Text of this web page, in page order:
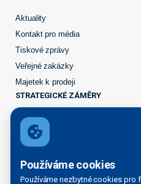
Používáme cookies
Používáme nezbytné cookies pro
Aktuality
Kontakt pro média
Tiskové zprávy
Veřejné zakázky
Majetek k prodeji
STRATEGICKÉ ZÁMĚRY
Přístaviště na Labi
Rozvoj přístavů
Seznam vodních cest